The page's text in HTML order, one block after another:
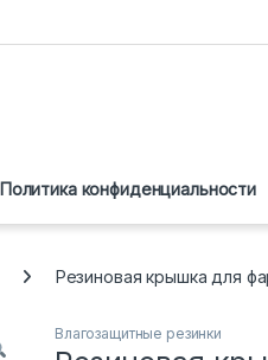
Политика конфиденциальности
Резиновая крышка для
Влагозащитные резинки